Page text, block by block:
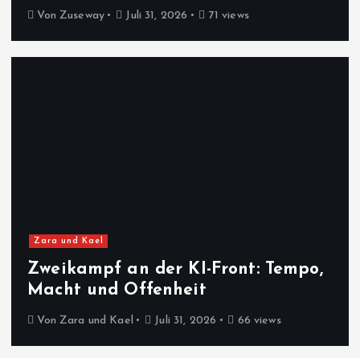
Von Zuseway Juli 31, 2026 71 views
Zara und Kael
Zweikampf an der KI-Front: Tempo,
Macht und Offenheit
Von Zara und Kael Juli 31, 2026 66 views